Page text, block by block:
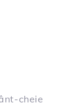
cheie